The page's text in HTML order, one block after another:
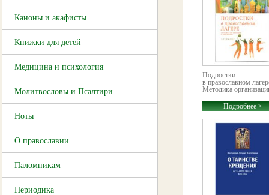
Каноны и акафисты
Книжки для детей
Медицина и психология
Молитвословы и Псалтири
Ноты
О православии
Паломникам
Периодика
Подростки
в православном
Методика
Подробнее >